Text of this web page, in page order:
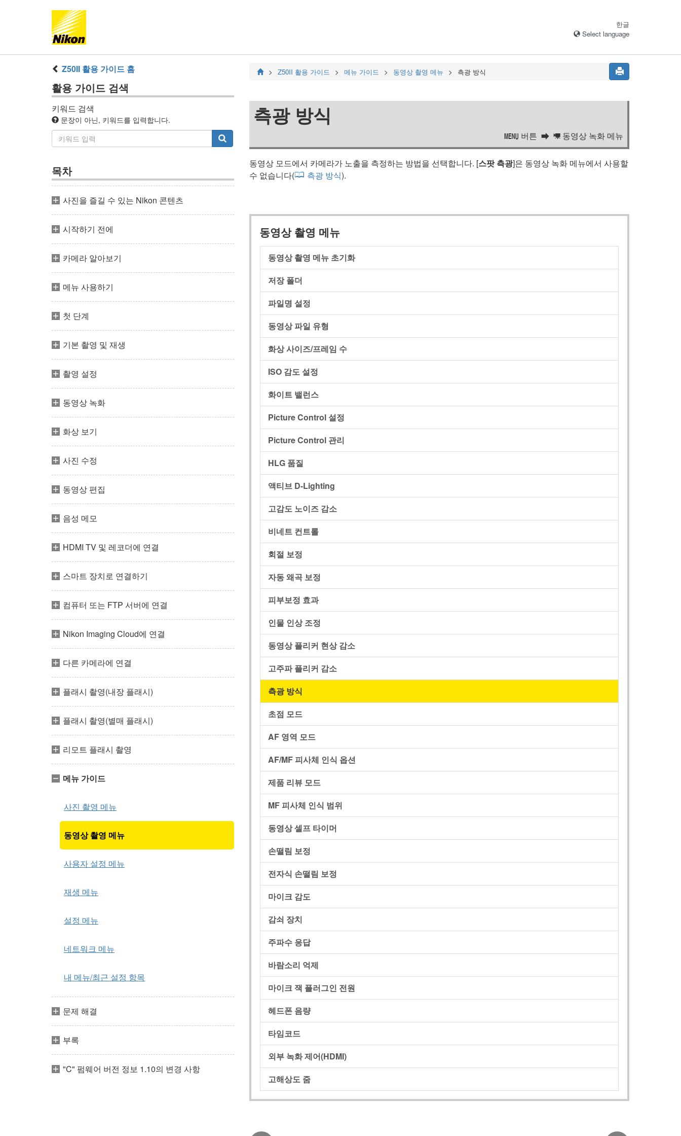
한글
Select language
Z50II 활용 가이드 홈
활용 가이드 검색
키워드 검색
문장이 아닌, 키워드를 입력합니다.
목차
사진을 즐길 수 있는 Nikon 콘텐츠
시작하기 전에
카메라 알아보기
메뉴 사용하기
첫 단계
기본 촬영 및 재생
촬영 설정
동영상 녹화
화상 보기
사진 수정
동영상 편집
음성 메모
HDMI TV 및 레코더에 연결
스마트 장치로 연결하기
컴퓨터 또는 FTP 서버에 연결
Nikon Imaging Cloud에 연결
다른 카메라에 연결
플래시 촬영(내장 플래시)
플래시 촬영(별매 플래시)
리모트 플래시 촬영
메뉴 가이드
사진 촬영 메뉴
동영상 촬영 메뉴
사용자 설정 메뉴
재생 메뉴
설정 메뉴
네트워크 메뉴
내 메뉴/최근 설정 항목
문제 해결
부록
"C" 펌웨어 버전 정보 1.10의 변경 사항
Z50II 활용 가이드 메뉴 가이드 동영상 촬영 메뉴 측광 방식
측광 방식
G 버튼 1 동영상 녹화 메뉴
동영상 모드에서 카메라가 노출을 측정하는 방법을 선택합니다. [스팟 측광]은 동영상 녹화 메뉴에서 사용할
수 없습니다(
측광 방식).
동영상 촬영 메뉴
동영상 촬영 메뉴 초기화
저장 폴더
파일명 설정
동영상 파일 유형
화상 사이즈/프레임 수
ISO 감도 설정
화이트 밸런스
Picture Control 설정
Picture Control 관리
HLG 품질
액티브 D-Lighting
고감도 노이즈 감소
비네트 컨트롤
회절 보정
자동 왜곡 보정
피부보정 효과
인물 인상 조정
동영상 플리커 현상 감소
고주파 플리커 감소
측광 방식
초점 모드
AF 영역 모드
AF/MF 피사체 인식 옵션
제품 리뷰 모드
MF 피사체 인식 범위
동영상 셀프 타이머
손떨림 보정
전자식 손떨림 보정
마이크 감도
감쇠 장치
주파수 응답
바람소리 억제
마이크 잭 플러그인 전원
헤드폰 음량
타임코드
외부 녹화 제어(HDMI)
고해상도 줌